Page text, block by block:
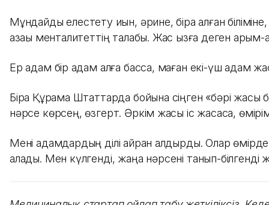
Мұндайды елестету қиын, әрине, бірақ алған
қазақы менталитеттің талабы. Жас қызға деген
Ер адам бір қадам алға басса, маған екі-үш қадам
Бірақ Құрама Штаттарда бойына сіңген «бәрі
нәрсе көрсең, өзгерт. Әркім жақсы іс жасаса,
Мені адамдардың ділі қайран қалдырды. Олар
алады. Мен күлгенді, жаңа нәрсені танып-білгенді